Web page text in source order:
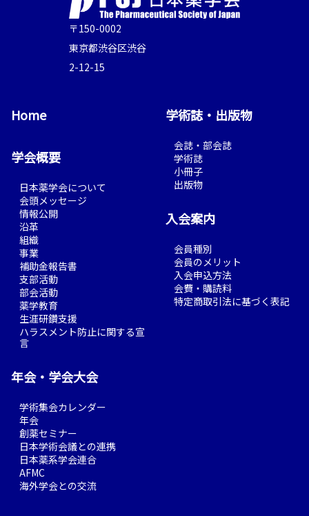
〒150-0002
東京都渋谷区渋谷
2-12-15
Home
学会概要
日本薬学会について
会頭メッセージ
情報公開
沿革
組織
事業
補助金報告書
支部活動
部会活動
薬学教育
生涯研鑽支援
ハラスメント防止に関する宣
言
年会・学会大会
学術集会カレンダー
年会
創薬セミナー
日本学術会議との連携
日本薬系学会連合
AFMC
海外学会との交流
学術誌・出版物
会誌・部会誌
学術誌
小冊子
出版物
入会案内
会員種別
会員のメリット
入会申込方法
会費・購読料
特定商取引法に基づく表記